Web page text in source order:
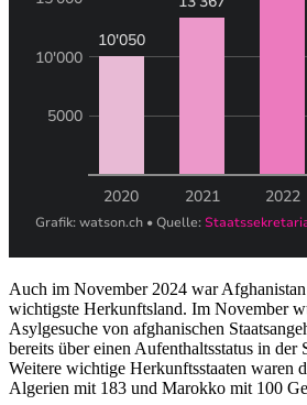
Auch im November 2024 war
wichtigste Herkunftsland. Im November
Asylgesuche von afghanischen
bereits über einen Aufenthaltsstatus in der
Weitere wichtige Herkunftsstaaten waren
Algerien mit 183 und Marokko mit 100